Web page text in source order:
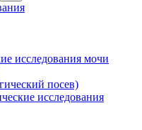
исследования мочи
посев)
исследования